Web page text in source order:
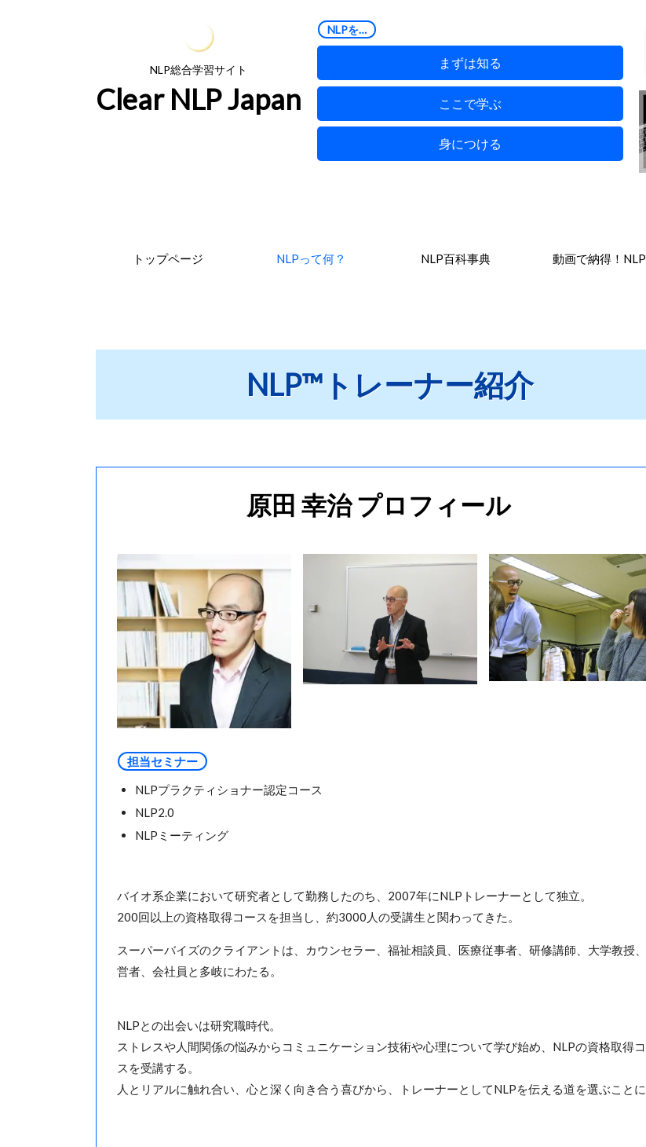
NLP総合学習サイト
Clear NLP Japan
NLPを…
まずは知る
ここで学ぶ
身につける
トップページ NLPって何？ NLP百科事典 動画で納得！NLP
NLP™トレーナー紹介
原田 幸治 プロフィール
担当セミナー
NLPプラクティショナー認定コース
NLP2.0
NLPミーティング
バイオ系企業において研究者として勤務したのち、2007年にNLPトレーナーとして独立。
200回以上の資格取得コースを担当し、約3000人の受講生と関わってきた。
スーパーバイズのクライアントは、カウンセラー、福祉相談員、医療従事者、研修講師、大学教授
営者、会社員と多岐にわたる。
NLPとの出会いは研究職時代。
ストレスや人間関係の悩みからコミュニケーション技術や心理について学び始め、NLPの資格取得
スを受講する。
人とリアルに触れ合い、心と深く向き合う喜びから、トレーナーとしてNLPを伝える道を選ぶことに